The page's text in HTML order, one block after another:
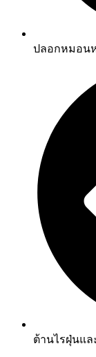
ปลอกหมอน
ต้านไรฝุ่นแล